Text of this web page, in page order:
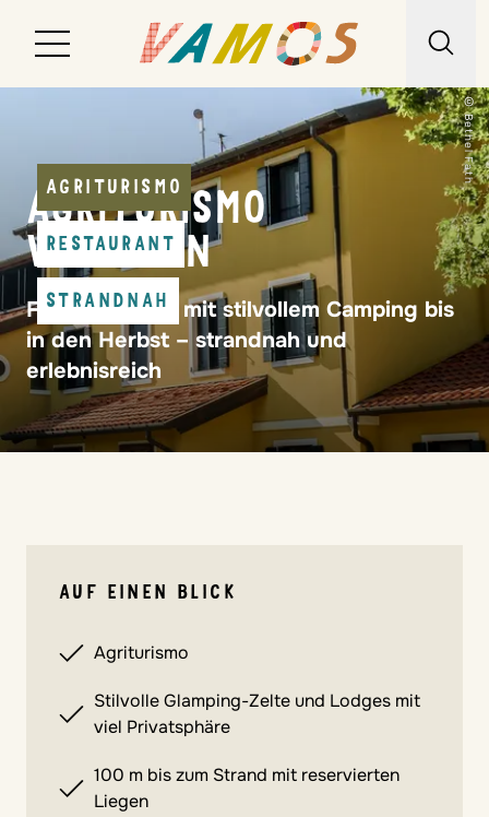
Reiseart
Über uns
Wunschliste
Kontakt
© Bethel Fath
AGRITURISMO
RESTAURANT
STRANDNAH
AGRITURISMO
VENETIEN
Familienurlaub mit stilvollem Camping bis
in den Herbst – strandnah und
erlebnisreich
AUF EINEN BLICK
Agriturismo
Stilvolle Glamping-Zelte und Lodges mit
viel Privatsphäre
100 m bis zum Strand mit reservierten
Liegen